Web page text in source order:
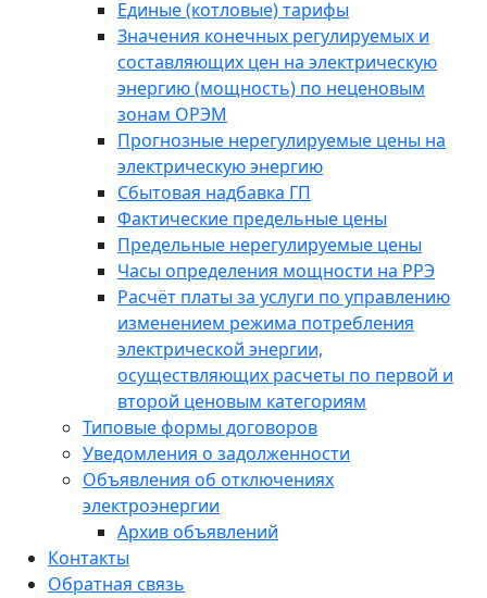
Единые (котловые) тарифы
Значения конечных регулируемых и
составляющих цен на электрическую
энергию (мощность) по неценовым
зонам ОРЭМ
Прогнозные нерегулируемые цены на
электрическую энергию
Сбытовая надбавка ГП
Фактические предельные цены
Предельные нерегулируемые цены
Часы определения мощности на РРЭ
Расчёт платы за услуги по управлению
изменением режима потребления
электрической энергии,
осуществляющих расчеты по первой и
второй ценовым категориям
Типовые формы договоров
Уведомления о задолженности
Объявления об отключениях
электроэнергии
Архив объявлений
Контакты
Обратная связь